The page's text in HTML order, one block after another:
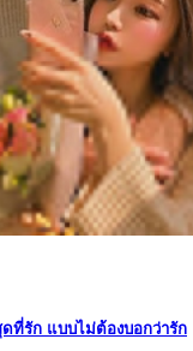
ที่รัก แบบไม่ต้องบอกว่ารัก